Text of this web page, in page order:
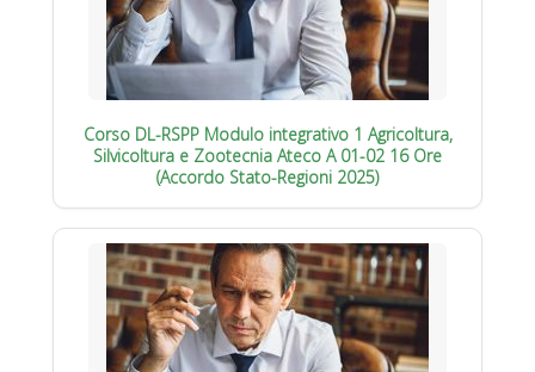
Corso DL-RSPP Modulo integrativo 1 Agricoltura,
Silvicoltura e Zootecnia Ateco A 01-02 16 Ore
(Accordo Stato-Regioni 2025)